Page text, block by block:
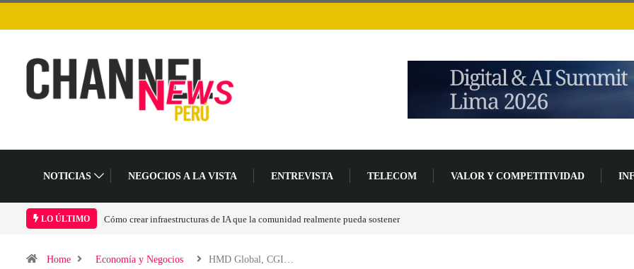
NOTICIAS NEGOCIOS A LA VISTA ENTREVISTA TELECOM VALOR Y COMPETITIVIDAD
LO ÚLTIMO
realmente pueda sostenerLas tarjetas gráficas RDNA 5 ya están en fase avanzada de desarrollo
Home Economía y Negocios HMD Global, CGI…